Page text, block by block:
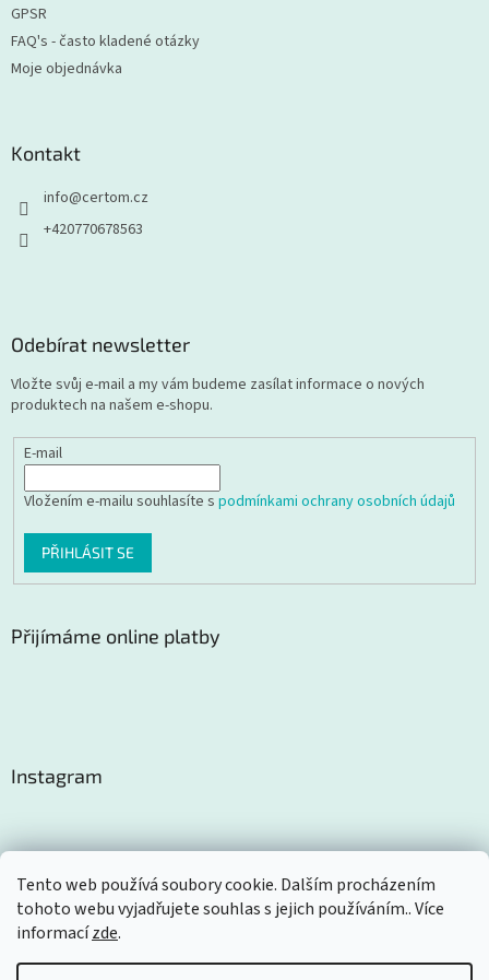
Tento web používá soubory cookie. Dalším procházením
tohoto webu vyjadřujete souhlas s jejich používáním.. Více
informacízde.
GPSR
FAQ's - často kladené otázky
Moje objednávka
Kontakt
info@certom.cz
+420770678563
Odebírat newsletter
Vložte svůj e-mail a my vám budeme zasílat informace o nových
produktech na našem e-shopu.
E-mail
Vložením e-mailu souhlasíte s podmínkami ochrany osobních údajů
PŘIHLÁSIT SE
Přijímáme online platby
Instagram
Sledovat na Instagramu